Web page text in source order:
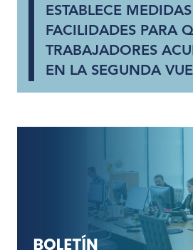
ESTABLECE
FACILIDADES PARA
TRABAJADORES
EN LA SEGUNDA